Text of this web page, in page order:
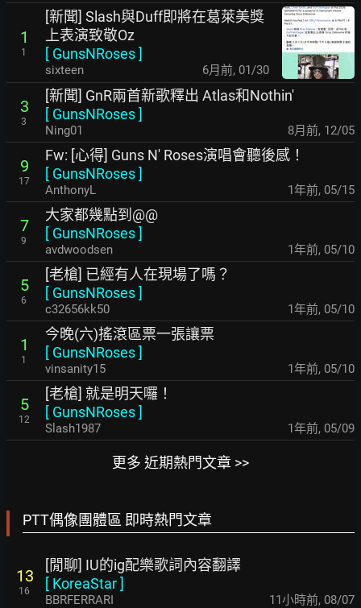
1
1
[新聞] Slash與Duff即將在葛萊美獎
上表演致敬Oz
[ GunsNRoses]
sixteen 6月前, 01/30
3
3
[新聞] GnR兩首新歌釋出 Atlas和Nothin'
[ GunsNRoses]
Ning01 8月前, 12/05
9
17
Fw: [心得] Guns N' Roses演唱會聽後感！
[ GunsNRoses]
AnthonyL 1年前, 05/15
7
9
大家都幾點到@@
[ GunsNRoses]
avdwoodsen 1年前, 05/10
5
6
[老槍] 已經有人在現場了嗎？
[ GunsNRoses]
c32656kk50 1年前, 05/10
1
1
今晚(六)搖滾區票一張讓票
[ GunsNRoses]
vinsanity15 1年前, 05/10
5
12
[老槍] 就是明天囉！
[ GunsNRoses]
Slash1987 1年前, 05/09
更多 近期熱門文章 >>
PTT偶像團體區 即時熱門文章
13
16
[閒聊] IU的ig配樂歌詞內容翻譯
[ KoreaStar]
BBRFERRARI 11小時前, 08/07